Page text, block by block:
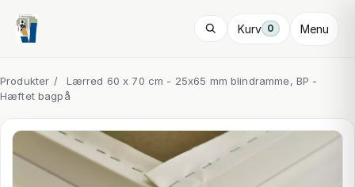
Kurv 0 Menu
Produkter /
Lærred 60 x 70 cm - 25x65 mm blindramme, BP -
Hæftet bagpå